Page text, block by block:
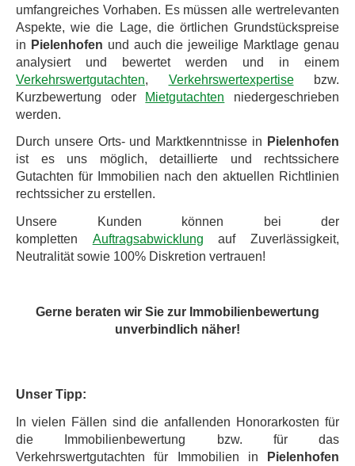
umfangreiches Vorhaben. Es müssen alle wertrelevanten
Aspekte, wie die Lage, die örtlichen Grundstückspreise
in Pielenhofen und auch die jeweilige Marktlage genau
analysiert und bewertet werden und in einem
Verkehrswertgutachten, Verkehrswertexpertisebzw.
Kurzbewertung oder Mietgutachten niedergeschrieben
werden.
Durch unsere Orts- und Marktkenntnisse in Pielenhofen
ist es uns möglich, detaillierte und rechtssichere
Gutachten für Immobilien nach den aktuellen Richtlinien
rechtssicher zu erstellen.
Unsere Kunden können bei der
kompletten Auftragsabwicklung auf Zuverlässigkeit,
Neutralität sowie 100% Diskretion vertrauen!
Gerne beraten wir Sie zur Immobilienbewertung
unverbindlich näher!
Unser Tipp:
In vielen Fällen sind die anfallenden Honorarkosten für
die Immobilienbewertung bzw. für das
Verkehrswertgutachten für Immobilien in
Pielenhofen